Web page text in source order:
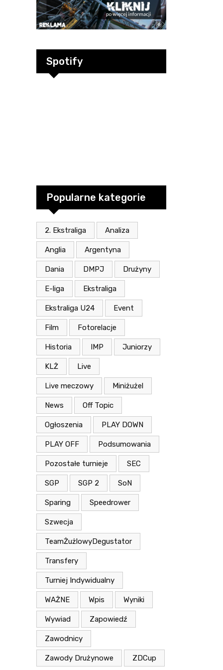
Spotify
Popularne kategorie
2. Ekstraliga Analiza
Anglia Argentyna
Dania DMPJ Drużyny
E-liga Ekstraliga
Ekstraliga U24 Event
Film Fotorelacje
Historia IMP Juniorzy
KLŻ Live
Live meczowy Miniżużel
News Off Topic
Ogłoszenia PLAY DOWN
PLAY OFF Podsumowania
Pozostałe turnieje SEC
SGP SGP 2 SoN
Sparing Speedrower
Szwecja
TeamŻużlowyDegustator
Transfery
Turniej Indywidualny
WAŻNE Wpis Wyniki
Wywiad Zapowiedź
Zawodnicy
Zawody Drużynowe ZDCup